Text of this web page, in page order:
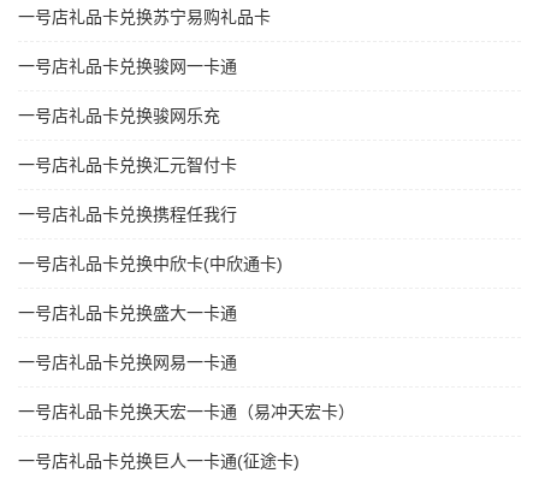
一号店礼品卡兑换苏宁易购礼品卡
一号店礼品卡兑换骏网一卡通
一号店礼品卡兑换骏网乐充
一号店礼品卡兑换汇元智付卡
一号店礼品卡兑换携程任我行
一号店礼品卡兑换中欣卡(中欣通卡)
一号店礼品卡兑换盛大一卡通
一号店礼品卡兑换网易一卡通
一号店礼品卡兑换天宏一卡通（易冲天宏卡）
一号店礼品卡兑换巨人一卡通(征途卡)